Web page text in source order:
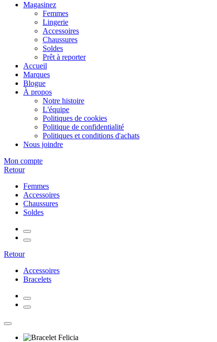
Magasinez
Femmes
Lingerie
Accessoires
Chaussures
Soldes
Prêt à reporter
Accueil
Marques
Blogue
À propos
Notre histoire
L'équipe
Politiques de cookies
Politique de confidentialité
Politiques et conditions d'achats
Nous joindre
Mon compte
Retour
Femmes
Accessoires
Chaussures
Soldes
Retour
Accessoires
Bracelets